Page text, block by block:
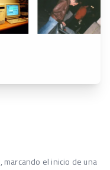
marcando el inicio de una